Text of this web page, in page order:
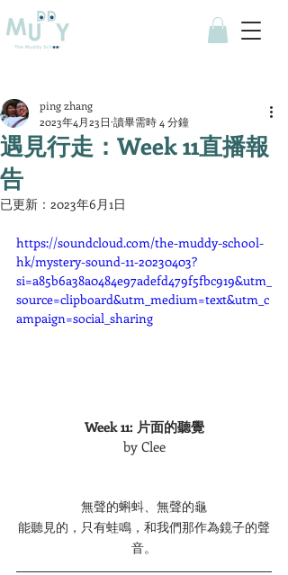
遇見行走：Week 11直播報
告
ping zhang
2023年4月23日 讀畢需時 4 分鐘
已更新： 2023年6月1日
https://soundcloud.com/the-muddy-school-
hk/mystery-sound-11-20230403?
si=a85b6a38a0484e97adefd479f5fbc919&utm_
source=clipboard&utm_medium=text&utm_c
ampaign=social_sharing
Week 11: 片面的聽覺
by Clee
無聲的蝌蚪、無聲的龜
能聽見的，只有蛙鳴，和我們那作為鏡子的聲
音。